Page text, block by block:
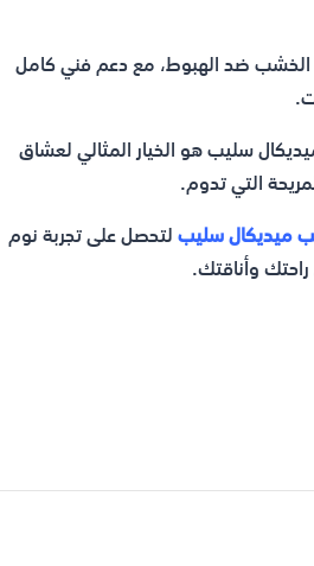
ضد الهبوط، مع دعم فني كامل
سليب هو الخيار المثالي لعشاق
التي تدوم.
ميديكال سليبلتحصل على تجربة نوم
وأناقتك.